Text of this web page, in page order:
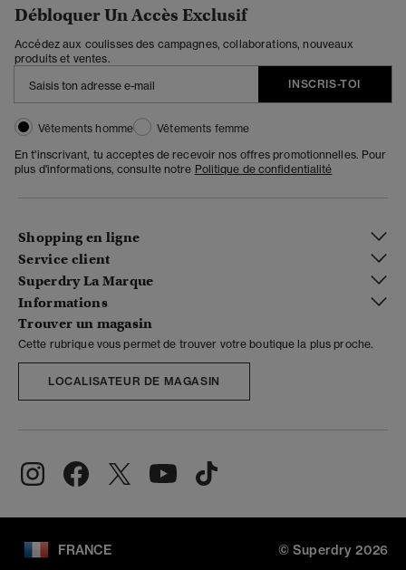
Débloquer Un Accès Exclusif
Accédez aux coulisses des campagnes, collaborations, nouveaux
produits et ventes.
INSCRIS-TOI
Vêtements homme
Vêtements femme
En t'inscrivant, tu acceptes de recevoir nos offres promotionnelles. Pour
plus d'informations, consulte notre Politique de confidentialité
Shopping en ligne
Service client
Superdry La Marque
Informations
Trouver un magasin
Cette rubrique vous permet de trouver votre boutique la plus proche.
LOCALISATEUR DE MAGASIN
FRANCE © Superdry 2026